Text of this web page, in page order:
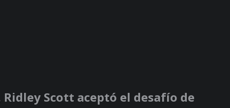
Scott aceptó el desafío de